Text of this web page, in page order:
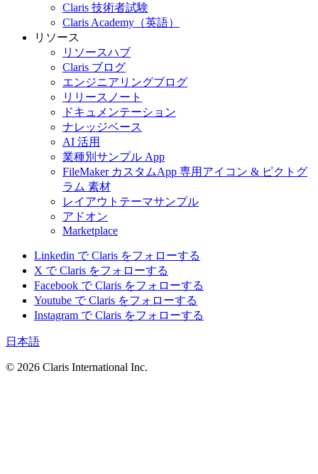
Claris 技術者試験
Claris Academy（英語）
リソース
リソースハブ
Claris ブログ
エンジニアリングブログ
リリースノート
ドキュメンテーション
ナレッジベース
AI 活用
業種別サンプル App
FileMaker カスタムApp 専用アイコン & ピクトグ
ラム 素材
レイアウトテーマサンプル
アドオン
Marketplace
Linkedin で Claris をフォローする
X で Claris をフォローする
Facebook で Claris をフォローする
Youtube で Claris をフォローする
Instagram で Claris をフォローする
日本語
© 2026 Claris International Inc.